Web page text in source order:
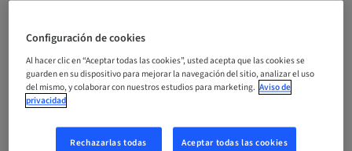
Fecha límite de registro
21. oct. 2026 (UTC+1)
Idioma
Alemán
Configuración de cookies
Al hacer clic en “Aceptar todas las cookies”, usted acepta que las cookies se
guarden en su dispositivo para mejorar la navegación del sitio, analizar el uso
del mismo, y colaborar con nuestros estudios para marketing. Aviso de
privacidad
Rechazarlas todas Aceptar todas las cookies